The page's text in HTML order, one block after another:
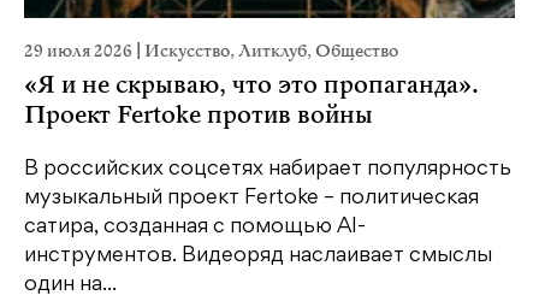
29 июля 2026 Искусство,Литклуб,Общество
«Я и не скрываю, что это пропаганда».
Проект Fertoke против войны
В российских соцсетях набирает популярность
музыкальный проект Fertoke – политическая
сатира, созданная с помощью AI-
инструментов. Видеоряд наслаивает смыслы
один на...